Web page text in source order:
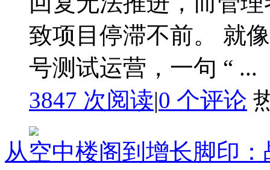
致项目停滞不前。 就
号测试运营，一句 “ ...
3847 次阅读|0 个评论
从空中楼阁到增长脚印